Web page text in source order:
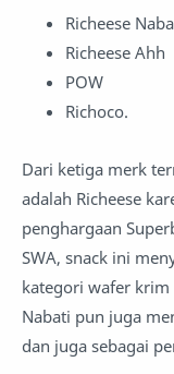
Richeese
Richeese Ahh
POW
Richoco.
Dari ketiga merk
adalah Richeese
penghargaan
SWA, snack ini
kategori wafer krim
Nabati pun juga
dan juga sebagai